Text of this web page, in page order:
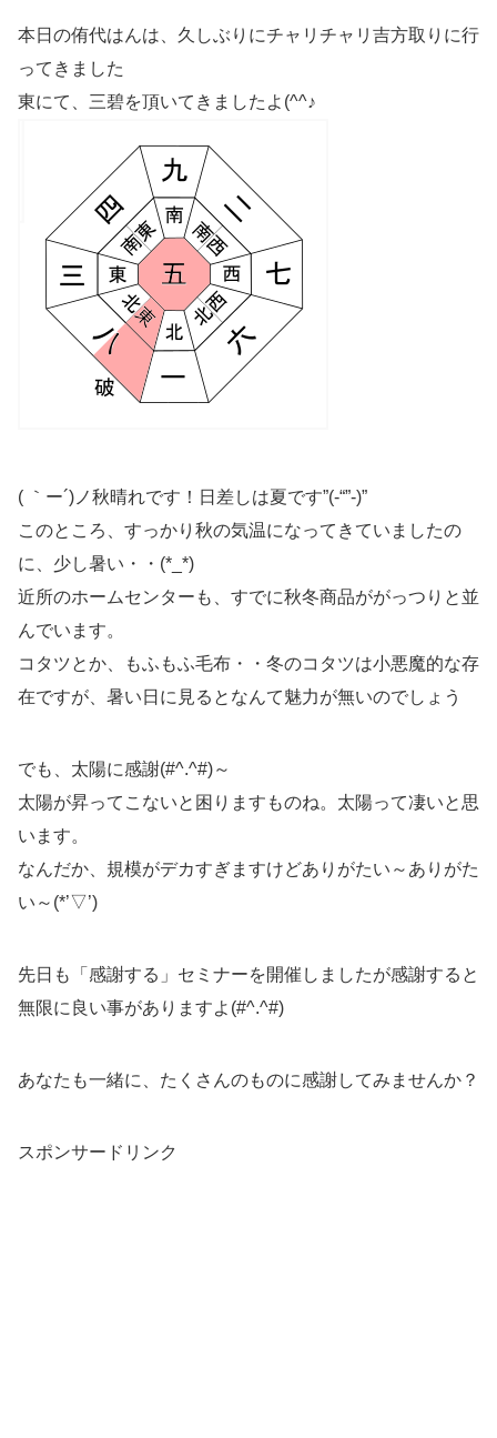
本日の侑代はんは、久しぶりにチャリチャリ吉方取りに行
ってきました
東にて、三碧を頂いてきましたよ(^^♪
( ｀ー´)ノ秋晴れです！日差しは夏です”(-“”-)”
このところ、すっかり秋の気温になってきていましたの
に、少し暑い・・(*_*)
近所のホームセンターも、すでに秋冬商品ががっつりと並
んでいます。
コタツとか、もふもふ毛布・・冬のコタツは小悪魔的な存
在ですが、暑い日に見るとなんて魅力が無いのでしょう
でも、太陽に感謝(#^.^#)～
太陽が昇ってこないと困りますものね。太陽って凄いと思
います。
なんだか、規模がデカすぎますけどありがたい～ありがた
い～(*’▽’)
先日も「感謝する」セミナーを開催しましたが感謝すると
無限に良い事がありますよ(#^.^#)
あなたも一緒に、たくさんのものに感謝してみませんか？
スポンサードリンク